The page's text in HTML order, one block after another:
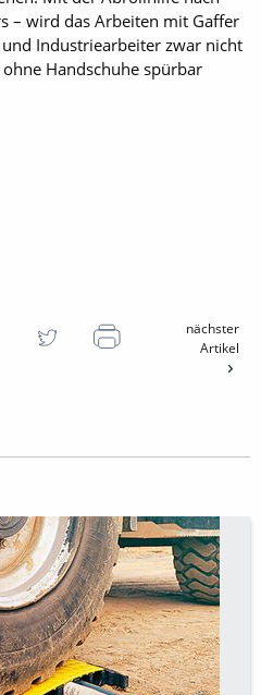
– wird das Arbeiten mit Gaffer
Industriearbeiter zwar nicht
Handschuhe spürbar
nächster
Artikel